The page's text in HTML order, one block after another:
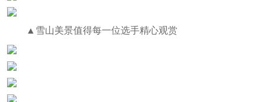
▲雪山美景值得每一位选手精心观赏